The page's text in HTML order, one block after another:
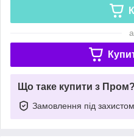
Що таке купити з Пром?
Замовлення під захистом